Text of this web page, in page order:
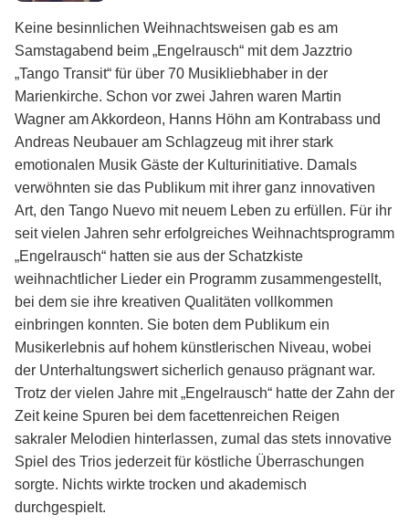
Keine besinnlichen Weihnachtsweisen gab es am
Samstagabend beim „Engelrausch“ mit dem Jazztrio
„Tango Transit“ für über 70 Musikliebhaber in der
Marienkirche. Schon vor zwei Jahren waren Martin
Wagner am Akkordeon, Hanns Höhn am Kontrabass und
Andreas Neubauer am Schlagzeug mit ihrer stark
emotionalen Musik Gäste der Kulturinitiative. Damals
verwöhnten sie das Publikum mit ihrer ganz innovativen
Art, den Tango Nuevo mit neuem Leben zu erfüllen. Für ihr
seit vielen Jahren sehr erfolgreiches Weihnachtsprogramm
„Engelrausch“ hatten sie aus der Schatzkiste
weihnachtlicher Lieder ein Programm zusammengestellt,
bei dem sie ihre kreativen Qualitäten vollkommen
einbringen konnten. Sie boten dem Publikum ein
Musikerlebnis auf hohem künstlerischen Niveau, wobei
der Unterhaltungswert sicherlich genauso prägnant war.
Trotz der vielen Jahre mit „Engelrausch“ hatte der Zahn der
Zeit keine Spuren bei dem facettenreichen Reigen
sakraler Melodien hinterlassen, zumal das stets innovative
Spiel des Trios jederzeit für köstliche Überraschungen
sorgte. Nichts wirkte trocken und akademisch
durchgespielt.